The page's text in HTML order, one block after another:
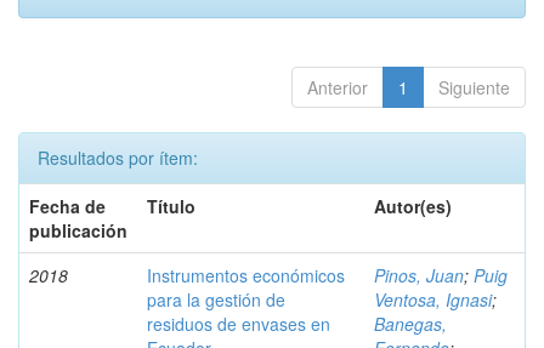
Anterior 1 Siguiente
Resultados por ítem:
Fecha de
publicación
Título Autor(es)
2018
Instrumentos económicos
para la gestión de
residuos de envases en
Pinos, Juan; Puig
Ventosa, Ignasi;
Banegas,